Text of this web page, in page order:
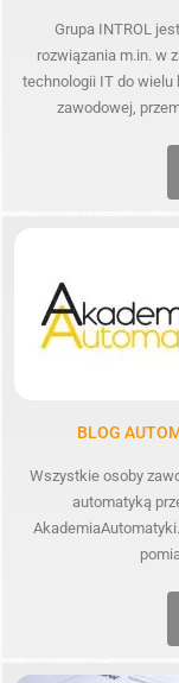
Grupa INTROL
rozwiązania m.in. w
technologii IT do wielu
zawodowej,
BLOG
Wszystkie osoby
automatyką